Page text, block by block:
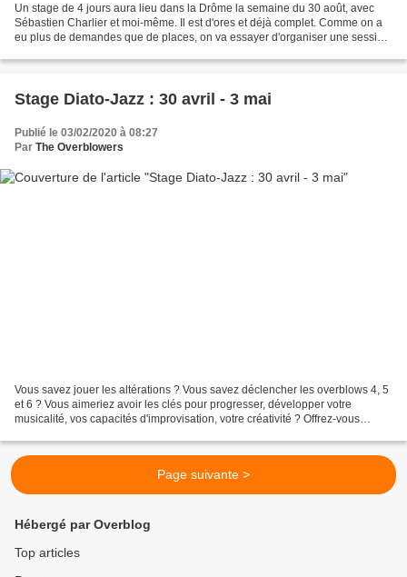
Un stage de 4 jours aura lieu dans la Drôme la semaine du 30 août, avec
Sébastien Charlier et moi-même. Il est d'ores et déjà complet. Comme on a
eu plus de demandes que de places, on va essayer d'organiser une session
Stage Diato-Jazz : 30 avril - 3 mai
Publié le 03/02/2020 à 08:27
Par The Overblowers
Vous savez jouer les altérations ? Vous savez déclencher les overblows 4, 5
et 6 ? Vous aimeriez avoir les clés pour progresser, développer votre
musicalité, vos capacités d'improvisation, votre créativité ? Offrez-vous
Page suivante >
Hébergé par Overblog
Top articles